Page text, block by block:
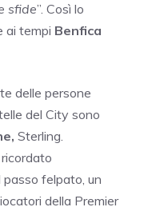
sfide”. Così lo
ai tempi Benfica
delle persone
del City sono
Sterling.
passo felpato, un
della Premier